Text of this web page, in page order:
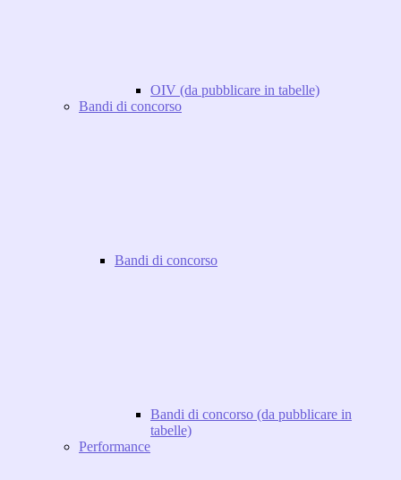
OIV (da pubblicare in tabelle)
Bandi di concorso
Bandi di concorso
Bandi di concorso (da pubblicare in
tabelle)
Performance